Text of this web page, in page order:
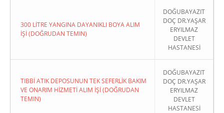
300 LİTRE YANGINA DAYANIKLI BOYA ALIM
İŞİ (DOĞRUDAN TEMIN)
DOĞUBAYAZIT
DOÇ DR.YAŞAR
ERYILMAZ
DEVLET
HASTANESİ
TIBBİ ATIK DEPOSUNUN TEK SEFERLİK BAKIM
VE ONARIM HİZMETİ ALIM İŞİ (DOĞRUDAN
TEMIN)
DOĞUBAYAZIT
DOÇ DR.YAŞAR
ERYILMAZ
DEVLET
HASTANESİ